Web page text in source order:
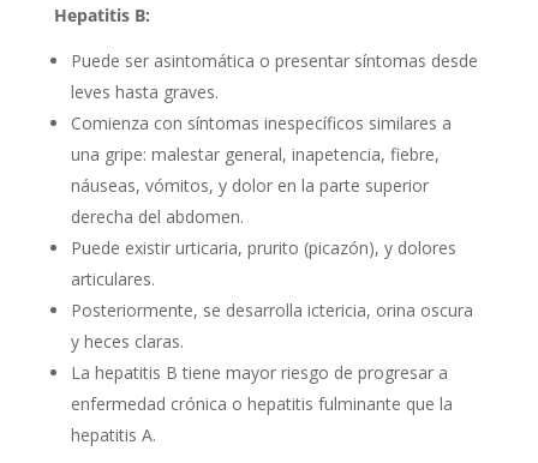
Hepatitis B:
Puede ser asintomática o presentar síntomas desde
leves hasta graves.
Comienza con síntomas inespecíficos similares a
una gripe: malestar general, inapetencia, fiebre,
náuseas, vómitos, y dolor en la parte superior
derecha del abdomen.
Puede existir urticaria, prurito (picazón), y dolores
articulares.
Posteriormente, se desarrolla ictericia, orina oscura
y heces claras.
La hepatitis B tiene mayor riesgo de progresar a
enfermedad crónica o hepatitis fulminante que la
hepatitis A.